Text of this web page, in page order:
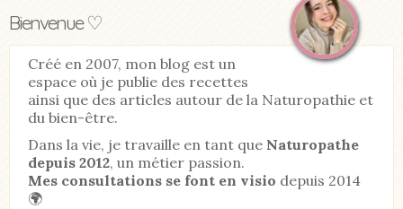
Bienvenue ♡
Créé en 2007, mon blog est un
espace où je publie des recettes
ainsi que des articles autour de la Naturopathie et
du bien-être.
Dans la vie, je travaille en tant que Naturopathe
depuis 2012, un métier passion.
Mes consultations se font en visio depuis 2014
🌍